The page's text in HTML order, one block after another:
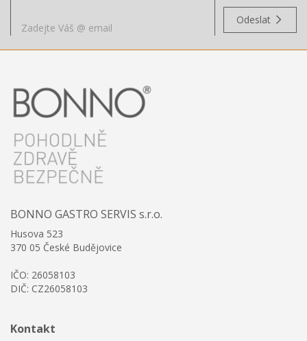
Odeslat
BONNO GASTRO SERVIS s.r.o.
Husova 523
370 05 České Budějovice
IČO: 26058103
DIČ: CZ26058103
Kontakt